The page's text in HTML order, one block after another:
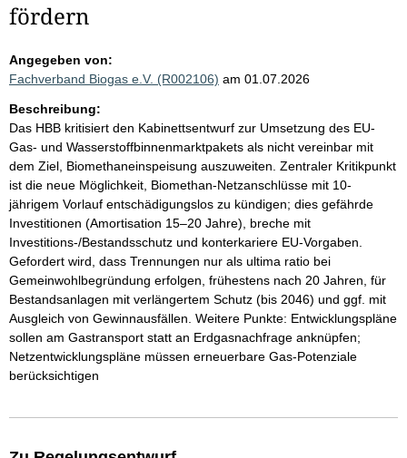
fördern
Angegeben von:
Fachverband Biogas e.V. (R002106) am 01.07.2026
Beschreibung:
Das HBB kritisiert den Kabinettsentwurf zur Umsetzung des EU-
Gas- und Wasserstoffbinnenmarktpakets als nicht vereinbar mit
dem Ziel, Biomethaneinspeisung auszuweiten. Zentraler Kritikpunkt
ist die neue Möglichkeit, Biomethan-Netzanschlüsse mit 10-
jährigem Vorlauf entschädigungslos zu kündigen; dies gefährde
Investitionen (Amortisation 15–20 Jahre), breche mit
Investitions-/Bestandsschutz und konterkariere EU-Vorgaben.
Gefordert wird, dass Trennungen nur als ultima ratio bei
Gemeinwohlbegründung erfolgen, frühestens nach 20 Jahren, für
Bestandsanlagen mit verlängertem Schutz (bis 2046) und ggf. mit
Ausgleich von Gewinnausfällen. Weitere Punkte: Entwicklungspläne
sollen am Gastransport statt an Erdgasnachfrage anknüpfen;
Netzentwicklungspläne müssen erneuerbare Gas-Potenziale
berücksichtigen